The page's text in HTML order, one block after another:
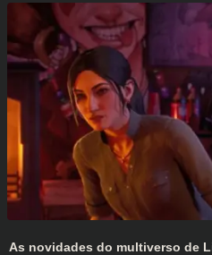
As novidades do multiverso de